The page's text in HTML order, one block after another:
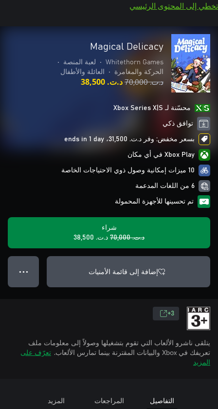
تخطي إلى المحتوى الرئيسي
Magical Delicacy
Whitethorn Games
• لعبة المنصة
•
الحركة والمغامرة
• العائلة والأطفال
د.ت.‏ 70,000 د.ت.‏ 38,500
محسّنة لـ Xbox Series X|S
توافق ذكي
بسعر مخفض: وفر د.ت.‏ 31,500، ends in 1 day
Xbox Play في أي مكان
10 ميزات إمكانية وصول ذوي الاحتياجات الخاصة
6 من اللغات المدعمة
تم تحسينها للأجهزة المحمولة
شراء
د.ت.‏ 70,000
د.ت.‏ 38,500
إضافة إلى قائمة الأمنيات ● ● ●
3+
يتلقى ناشرو الألعاب التي تقوم بتشغيلها وصولاً إلى معلومات ملف
تعريفك في Xbox والبيانات المقترنة بينما تمارس الألعاب.
تعرّف على
المزيد
التفاصيل المراجعات المزيد